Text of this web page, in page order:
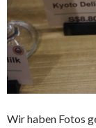
Wir haben Fotos